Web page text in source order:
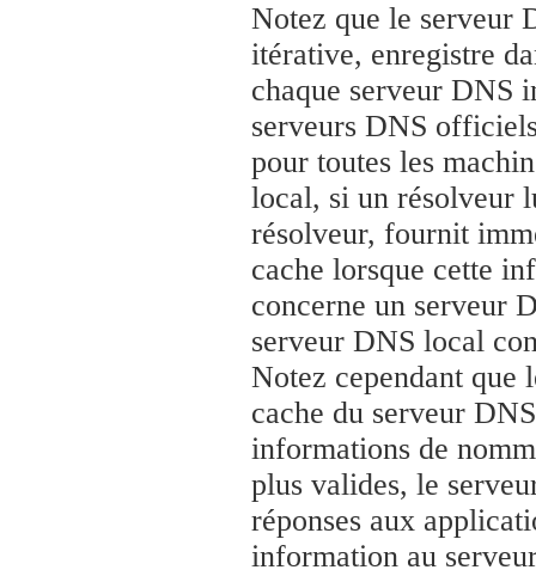
Notez que le serveur
itérative, enregistre
chaque serveur DNS
serveurs DNS
pour toutes les
local, si un résolveur
résolveur, fournit
cache lorsque cette
concerne un serveur
serveur DNS local
Notez cependant que
cache du serveur
informations de
plus valides, le
réponses aux
information au